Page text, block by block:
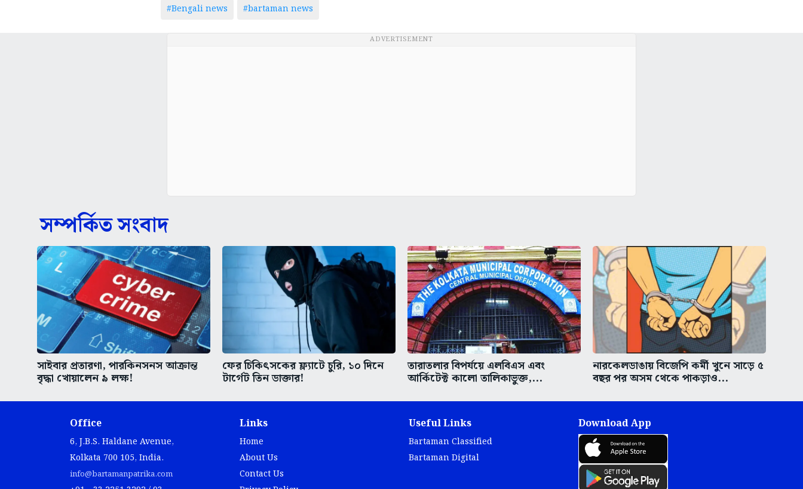
#Bengali news #bartaman news
ADVERTISEMENT
সম্পর্কিত সংবাদ
সাইবার প্রতারণা, পারকিনসনস আক্রান্ত
বৃদ্ধা খোয়ালেন ৯ লক্ষ!
ফের চিকিৎসকের ফ্ল্যাটে চুরি, ১০ দিনে
টার্গেট তিন ডাক্তার!
তারাতলার বিপর্যয়ে এলবিএস এবং
আর্কিটেক্ট কালো তালিকাভুক্ত,...
নারকেলডাঙায় বিজেপি কর্মী খুনে সাড়ে ৫
বছর পর অসম থেকে পাকড়াও...
Office
6, J.B.S. Haldane Avenue,
Kolkata 700 105, India.
info@bartamanpatrika.com
Links
Home
About Us
Contact Us
Useful Links
Bartaman Classified
Bartaman Digital
Download App